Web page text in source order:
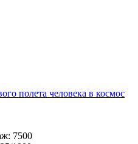
полета человека в космос
7500